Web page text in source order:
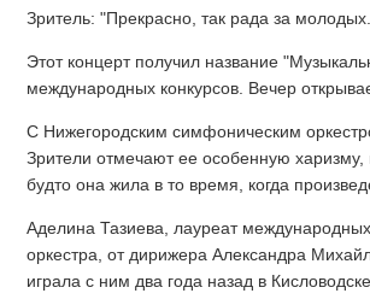
Зритель: "Прекрасно, так рада за
Этот концерт получил название
международных конкурсов. Вечер
С Нижегородским симфоническим
Зрители отмечают ее особенную харизму,
будто она жила в то время, когда
Аделина Тазиева, лауреат
оркестра, от дирижера Александра
играла с ним два года назад в